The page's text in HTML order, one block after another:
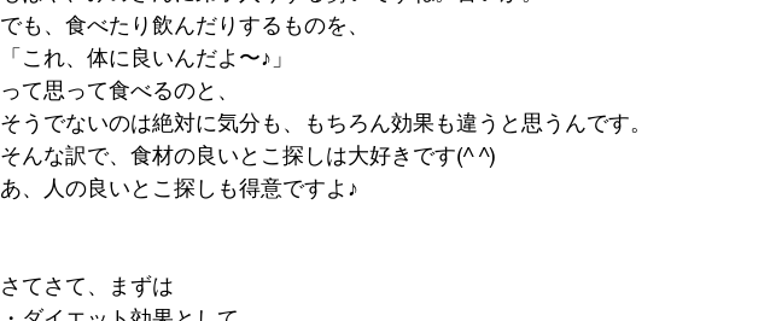
でも、食べたり飲んだりするものを、
「これ、体に良いんだよ〜♪」
って思って食べるのと、
そうでないのは絶対に気分も、もちろん効果も違うと思うんです。
そんな訳で、食材の良いとこ探しは大好きです(^ ^)
あ、人の良いとこ探しも得意ですよ♪
さてさて、まずは